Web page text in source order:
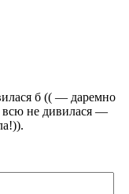
б (( — даремно
всю не дивилася —